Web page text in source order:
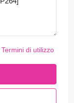
Termini di utilizzo